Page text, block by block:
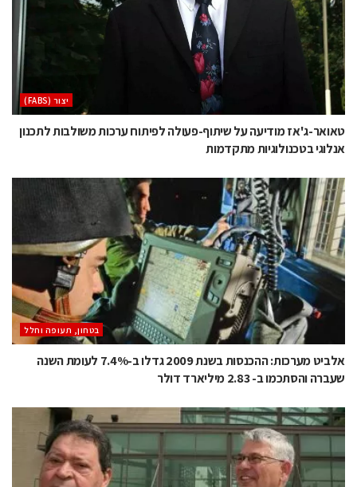
‫יצור (‪(FABS‬‬
טאואר-ג'אז מודיעה על שיתוף-פעולה לפיתוח ערכות משולבות לתכנון
אנלוגי בטכנולוגיות מתקדמות
בטחון, תעופה וחלל
אלביט מערכות: ההכנסות בשנת 2009 גדלו ב-7.4% לעומת השנה
שעברה והסתכמו ב- 2.83 מיליארד דולר